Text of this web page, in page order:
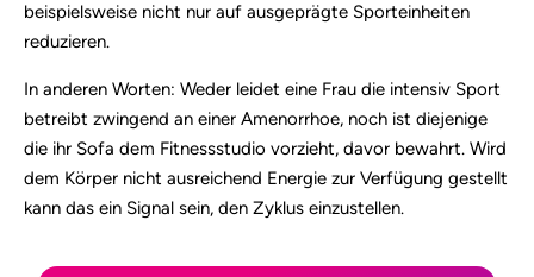
beispielsweise nicht nur auf ausgeprägte Sporteinheiten
reduzieren.
In anderen Worten: Weder leidet eine Frau die intensiv Sport
betreibt zwingend an einer Amenorrhoe, noch ist diejenige
die ihr Sofa dem Fitnessstudio vorzieht, davor bewahrt. Wird
dem Körper nicht ausreichend Energie zur Verfügung gestellt
kann das ein Signal sein, den Zyklus einzustellen.